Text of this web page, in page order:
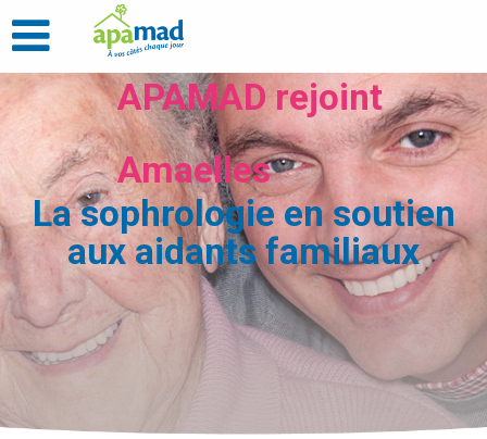
APAMAD rejoint
Amaelles
La sophrologie en soutien
aux aidants familiaux